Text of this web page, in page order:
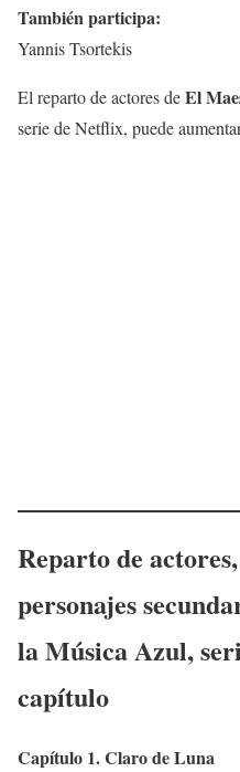
También participa:
Yannis Tsortekis
El reparto de actores deEl
serie de Netflix, puede
Reparto de
personajes
la Música Azul,
capítulo
Capítulo 1. Claro de Luna